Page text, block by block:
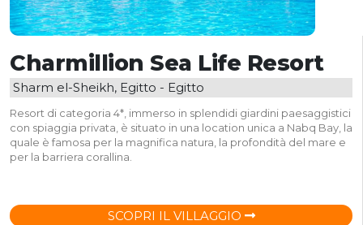
Charmillion Sea Life Resort
Sharm el-Sheikh, Egitto - Egitto
Resort di categoria 4*, immerso in splendidi giardini paesaggistici
con spiaggia privata, è situato in una location unica a Nabq Bay, la
quale è famosa per la magnifica natura, la profondità del mare e
per la barriera corallina.
SCOPRI IL VILLAGGIO